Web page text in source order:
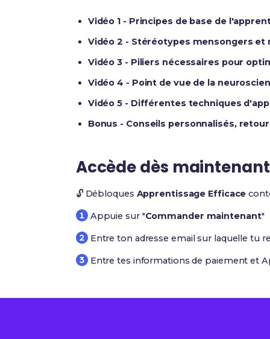
Vidéo 1 - Principes de base de
Vidéo 2 - Stéréotypes mensongers
Vidéo 3 - Piliers nécessaires pour
Vidéo 4 - Point de vue de la
Vidéo 5 - Différentes techniques
Bonus - Conseils personnalisés,
Accède dès
🔓 Débloques Apprentissage Efficace
Appuie sur "Commander maintenant"
Entre ton adresse email sur laquelle tu
Entre tes informations de paiement et